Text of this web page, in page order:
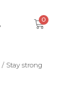
/ Stay strong